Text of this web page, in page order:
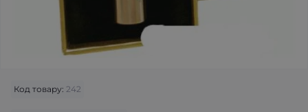
Код товару: 242